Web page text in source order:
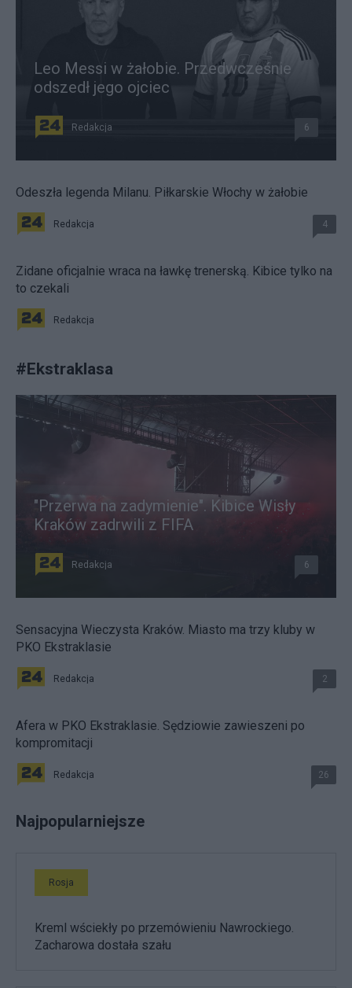
Leo Messi w żałobie. Przedwcześnie
odszedł jego ojciec
Redakcja 6
Odeszła legenda Milanu. Piłkarskie Włochy w żałobie
Redakcja 4
Zidane oficjalnie wraca na ławkę trenerską. Kibice tylko na
to czekali
Redakcja
#Ekstraklasa
"Przerwa na zadymienie". Kibice Wisły
Kraków zadrwili z FIFA
Redakcja 6
Sensacyjna Wieczysta Kraków. Miasto ma trzy kluby w
PKO Ekstraklasie
Redakcja 2
Afera w PKO Ekstraklasie. Sędziowie zawieszeni po
kompromitacji
Redakcja 26
Najpopularniejsze
Rosja
Kreml wściekły po przemówieniu Nawrockiego.
Zacharowa dostała szału